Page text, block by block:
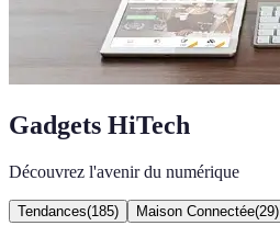
Gadgets HiTech
Découvrez l'avenir du numérique
Tendances(185) Maison Connectée(29)